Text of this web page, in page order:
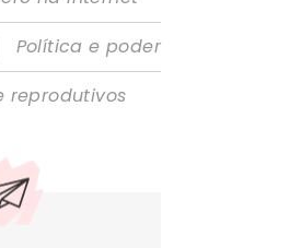
Política e poder
reprodutivos